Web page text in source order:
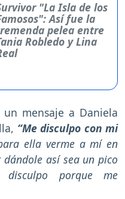
"La Isla de los
Así fue la
pelea entre
Robledo y Lina
mensaje a Daniela
“Me disculpo con mi
ella verme a mí en
así sea un pico
porque me